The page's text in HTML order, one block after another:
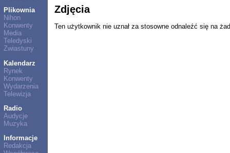
Plikownia
Nihon
Konwenty
Media
Teledyski
Zwiastuny
Kalendarz
Rynek
Konwenty
Wydarzenia
Telewizja
Radio
Audycje
Muzyka
Informacje
Redakcja
Zdjęcia
Ten użytkownik nie uznał za stosowne odnaleźć się na